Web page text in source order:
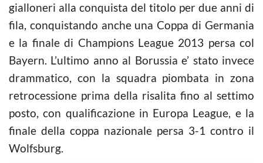
gialloneri alla conquista del titolo per due anni di
fila, conquistando anche una Coppa di Germania
e la finale di Champions League 2013 persa col
Bayern. L’ultimo anno al Borussia e’ stato invece
drammatico, con la squadra piombata in zona
retrocessione prima della risalita fino al settimo
posto, con qualificazione in Europa League, e la
finale della coppa nazionale persa 3-1 contro il
Wolfsburg.